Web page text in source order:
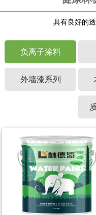
具有良好的
负离子涂料
外墙漆系列